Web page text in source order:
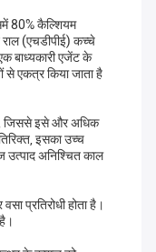
80% कैल्शियम
राल (एचडीपीई) कच्चे
बाध्यकारी एजेंट के
से एकत्र किया जाता है
जिससे इसे और अधिक
इसका उच्च
उत्पाद अनिश्चित काल
प्रतिरोधी होता है।